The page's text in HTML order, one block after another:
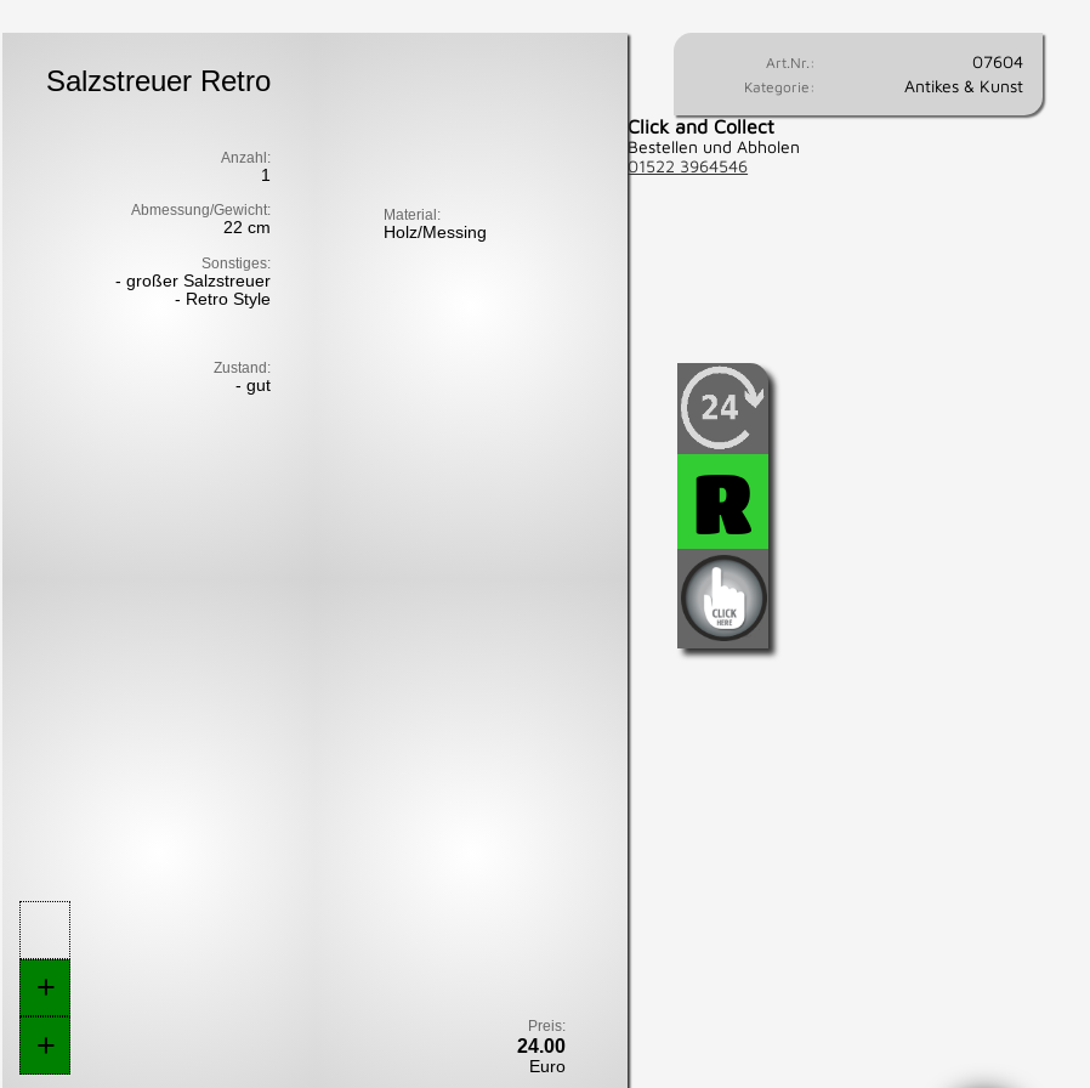
Salzstreuer Retro
Anzahl:
1
Abmessung/Gewicht:
22 cm
Sonstiges:
- großer Salzstreuer
- Retro Style
Zustand:
- gut
+
+
Material:
Holz/Messing
Preis:
24.00
Euro
Art.Nr.: 07604
Kategorie: Antikes & Kunst
Click and Collect
Bestellen und Abholen
01522 3964546
R